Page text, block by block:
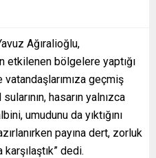
Ağıralioğlu,
etkilenen bölgelere yaptığı
vatandaşlarımıza geçmiş
hasarın yalnızca
umudunu da yıktığını
payına dert, zorluk
dedi.